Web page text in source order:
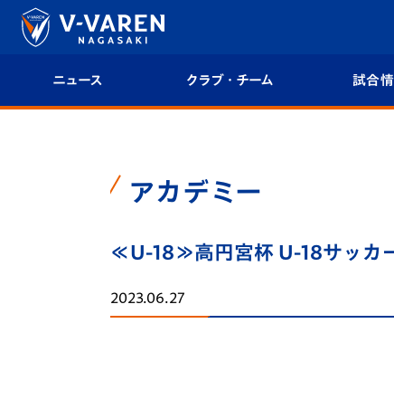
ニュース クラブ・チーム
選手プロフィール
試合
フォトギャ
アカデミー
≪U-18≫高円宮杯 U-18サッカ
2023.06.27